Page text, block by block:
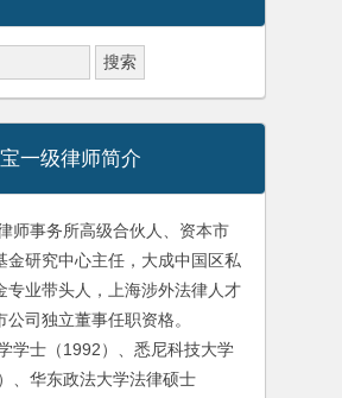
一级律师简介
师事务所高级合伙人、资本市
金研究中心主任，大成中国区私
专业带头人，上海涉外法律人才
司独立董事任职资格。
士（1992）、悉尼科技大学
、华东政法大学法律硕士